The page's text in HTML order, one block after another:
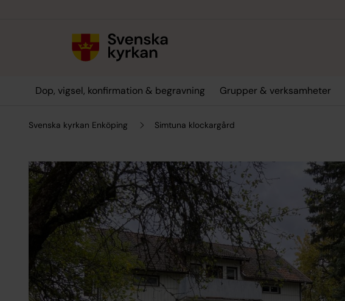
Dop, vigsel, konfirmation & begravning Grupper & verksamheter
Svenska kyrkan Enköping Simtuna klockargård